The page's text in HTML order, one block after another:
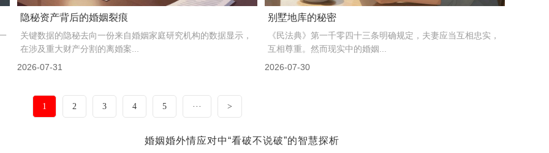
我们见过太多花冤枉钱的案例
取证时最怕遇到的不是对方警觉，而是当事人自己先崩了。不
是情绪崩溃，是逻辑崩盘。上周一个客户抱着一摞打印...
2026-08-02
我花8万买的开房记录，法官说“不...
去年上海一起离婚案引发热议，妻子花8万元从“私家侦探”手里
买了一份详细记录，包含酒店入住、行车轨迹，甚...
2026-08-01
1 2 3 4 5 ··· >
婚姻婚外情应对中“看破不说破”的智慧探析